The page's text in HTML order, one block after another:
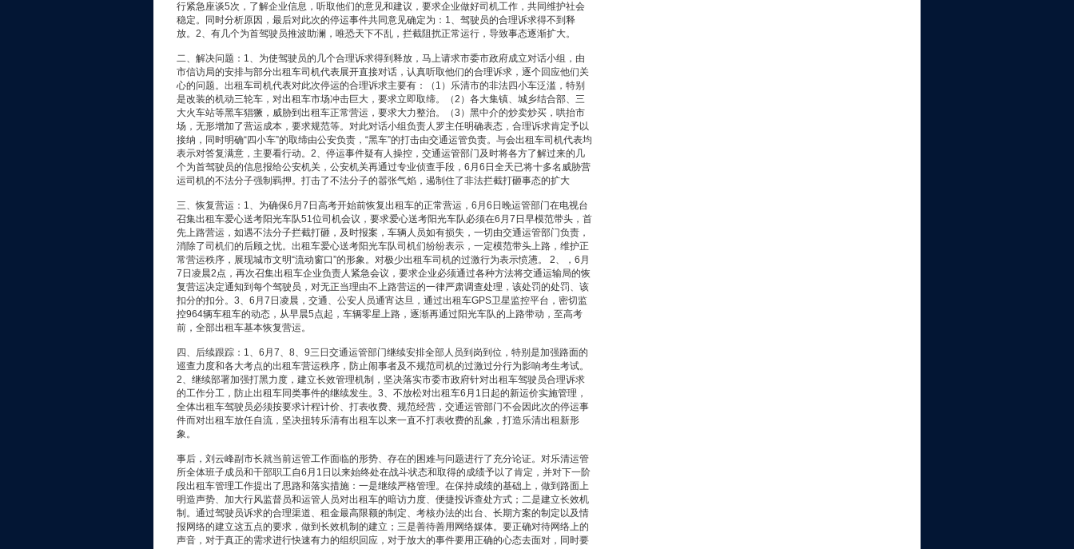
行紧急座谈5次，了解企业信息，听取他们的意见和建议，要求企业做好司机工作，共同维护社会
稳定。同时分析原因，最后对此次的停运事件共同意见确定为：1、驾驶员的合理诉求得不到释
放。2、有几个为首驾驶员推波助澜，唯恐天下不乱，拦截阻扰正常运行，导致事态逐渐扩大。
二、解决问题：1、为使驾驶员的几个合理诉求得到释放，马上请求市委市政府成立对话小组，由
市信访局的安排与部分出租车司机代表展开直接对话，认真听取他们的合理诉求，逐个回应他们关
心的问题。出租车司机代表对此次停运的合理诉求主要有：（1）乐清市的非法四小车泛滥，特别
是改装的机动三轮车，对出租车市场冲击巨大，要求立即取缔。（2）各大集镇、城乡结合部、三
大火车站等黑车猖獗，威胁到出租车正常营运，要求大力整治。（3）黑中介的炒卖炒买，哄抬市
场，无形增加了营运成本，要求规范等。对此对话小组负责人罗主任明确表态，合理诉求肯定予以
接纳，同时明确“四小车”的取缔由公安负责，“黑车”的打击由交通运管负责。与会出租车司机代表均
表示对答复满意，主要看行动。2、停运事件疑有人操控，交通运管部门及时将各方了解过来的几
个为首驾驶员的信息报给公安机关，公安机关再通过专业侦查手段，6月6日全天已将十多名威胁营
运司机的不法分子强制羁押。打击了不法分子的嚣张气焰，遏制住了非法拦截打砸事态的扩大
三、恢复营运：1、为确保6月7日高考开始前恢复出租车的正常营运，6月6日晚运管部门在电视台
召集出租车爱心送考阳光车队51位司机会议，要求爱心送考阳光车队必须在6月7日早模范带头，首
先上路营运，如遇不法分子拦截打砸，及时报案，车辆人员如有损失，一切由交通运管部门负责，
消除了司机们的后顾之忧。出租车爱心送考阳光车队司机们纷纷表示，一定模范带头上路，维护正
常营运秩序，展现城市文明“流动窗口”的形象。对极少出租车司机的过激行为表示愤懑。 2、，6月
7日凌晨2点，再次召集出租车企业负责人紧急会议，要求企业必须通过各种方法将交通运输局的恢
复营运决定通知到每个驾驶员，对无正当理由不上路营运的一律严肃调查处理，该处罚的处罚、该
扣分的扣分。3、6月7日凌晨，交通、公安人员通宵达旦，通过出租车GPS卫星监控平台，密切监
控964辆车租车的动态，从早晨5点起，车辆零星上路，逐渐再通过阳光车队的上路带动，至高考
前，全部出租车基本恢复营运。
四、后续跟踪：1、6月7、8、9三日交通运管部门继续安排全部人员到岗到位，特别是加强路面的
巡查力度和各大考点的出租车营运秩序，防止闹事者及不规范司机的过激过分行为影响考生考试。
2、继续部署加强打黑力度，建立长效管理机制，坚决落实市委市政府针对出租车驾驶员合理诉求
的工作分工，防止出租车同类事件的继续发生。3、不放松对出租车6月1日起的新运价实施管理，
全体出租车驾驶员必须按要求计程计价、打表收费、规范经营，交通运管部门不会因此次的停运事
件而对出租车放任自流，坚决扭转乐清有出租车以来一直不打表收费的乱象，打造乐清出租新形
象。
事后，刘云峰副市长就当前运管工作面临的形势、存在的困难与问题进行了充分论证。对乐清运管
所全体班子成员和干部职工自6月1日以来始终处在战斗状态和取得的成绩予以了肯定，并对下一阶
段出租车管理工作提出了思路和落实措施：一是继续严格管理。在保持成绩的基础上，做到路面上
明造声势、加大行风监督员和运管人员对出租车的暗访力度、便捷投诉查处方式；二是建立长效机
制。通过驾驶员诉求的合理渠道、租金最高限额的制定、考核办法的出台、长期方案的制定以及情
报网络的建立这五点的要求，做到长效机制的建立；三是善待善用网络媒体。要正确对待网络上的
声音，对于真正的需求进行快速有力的组织回应，对于放大的事件要用正确的心态去面对，同时要